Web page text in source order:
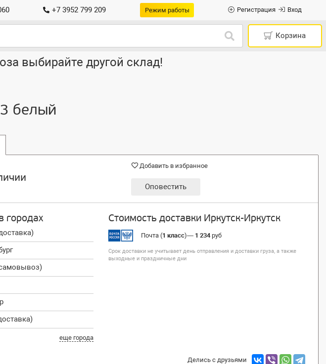
+7 3952 799 209 Режим работы Регистрация Вход
Корзина
выбирайте другой склад!
белый
Добавить в избранное
Оповестить
городах
еще города
Стоимость доставки Иркутск-Иркутск
Почта (1 класс)— 1 234руб
Срок доставки не учитывает день отправления и доставки груза, а также
выходные и праздничные дни
Делись с друзьями